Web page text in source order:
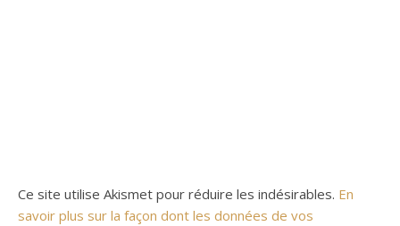
Ce site utilise Akismet pour réduire les indésirables. En
savoir plus sur la façon dont les données de vos